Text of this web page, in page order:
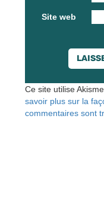
Site web
Ce site utilise
savoir plus sur la
commentaires sont